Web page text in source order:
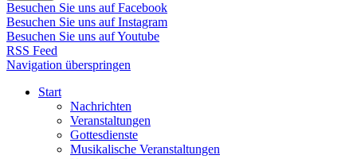
Besuchen Sie uns auf Facebook
Besuchen Sie uns auf Instagram
Besuchen Sie uns auf Youtube
RSS Feed
Navigation überspringen
Start
Nachrichten
Veranstaltungen
Gottesdienste
Musikalische Veranstaltungen